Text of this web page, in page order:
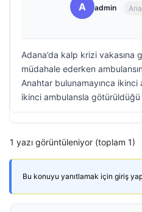
A admin
Adana’da kalp krizi vakasına
müdahale ederken
Anahtar bulunamayınca ikinci
ikinci ambulansla götürüldüğü
1 yazı görüntüleniyor (toplam 1)
Bu konuyu yanıtlamak için giriş